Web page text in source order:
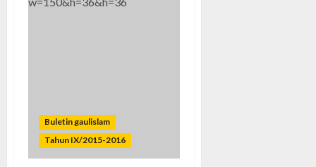
Buletin gaulislam
Tahun IX/2015-2016